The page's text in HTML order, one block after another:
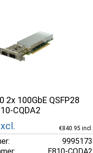
2x 100GbE QSFP28
CQDA2
€840.95 incl.
9995173